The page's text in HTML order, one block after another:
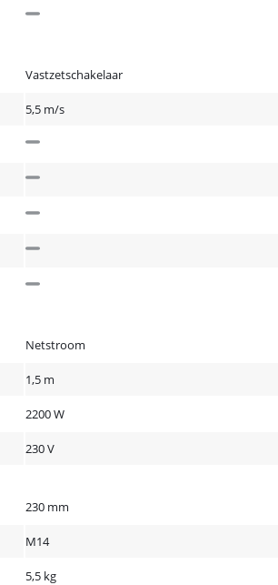
Vastzetschakelaar
5,5 m/s
Netstroom
1,5 m
2200 W
230 V
230 mm
M14
5,5 kg